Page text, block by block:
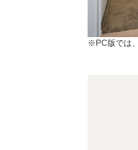
※PC版では